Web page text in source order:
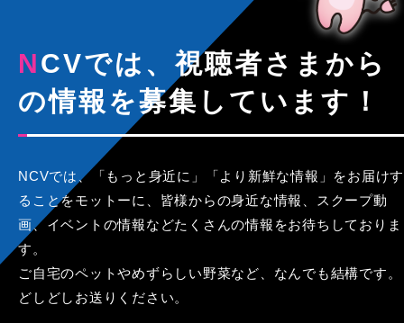
NCVでは、視聴者さまから
の情報を募集しています！
NCVでは、「もっと身近に」「より新鮮な情報」をお届けす
ることをモットーに、皆様からの身近な情報、スクープ動
画、イベントの情報などたくさんの情報をお待ちしておりま
す。
ご自宅のペットやめずらしい野菜など、なんでも結構です。
どしどしお送りください。